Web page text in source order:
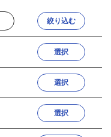
絞り込む
選択
選択
選択